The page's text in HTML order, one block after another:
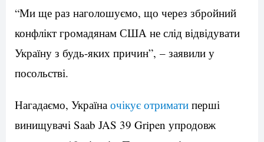
“Ми ще раз наголошуємо, що через збройний
конфлікт громадянам США не слід відвідувати
Україну з будь-яких причин”, – заявили у
посольстві.
Нагадаємо, Україна очікує отримати перші
винищувачі Saab JAS 39 Gripen упродовж